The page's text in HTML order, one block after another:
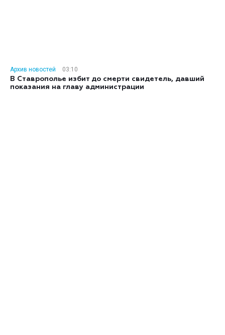
Архив новостей
03:10
В Ставрополье избит до смерти свидетель, давший
показания на главу администрации